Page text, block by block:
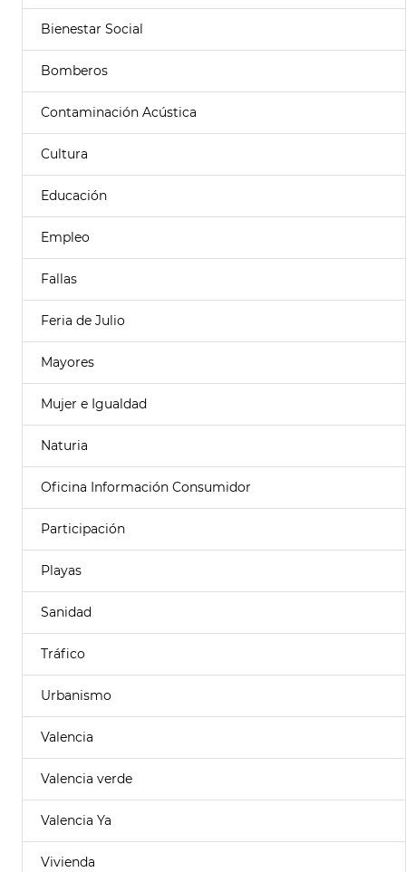
Bienestar Social
Bomberos
Contaminación Acústica
Cultura
Educación
Empleo
Fallas
Feria de Julio
Mayores
Mujer e Igualdad
Naturia
Oficina Información Consumidor
Participación
Playas
Sanidad
Tráfico
Urbanismo
Valencia
Valencia verde
Valencia Ya
Vivienda